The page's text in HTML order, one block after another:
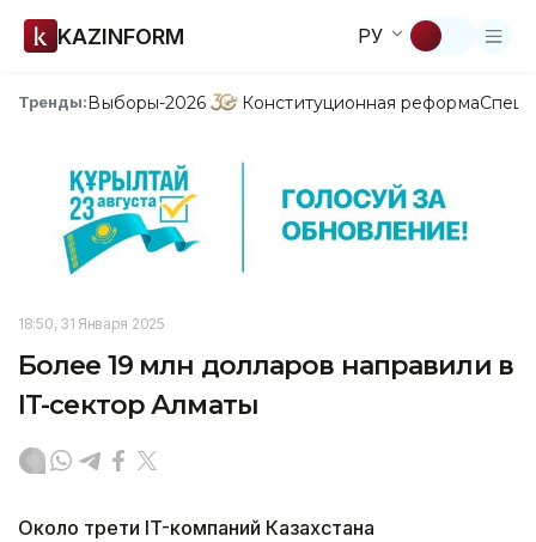
KAZINFORM РУ
Тренды:Выборы-2026 Конституционная реформа
18:50, 31 Января 2025
Более 19 млн долларов направили в
IT-сектор Алматы
Около трети IT-компаний Казахстана